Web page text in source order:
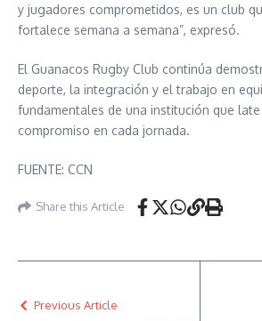
y jugadores comprometidos, es un club
fortalece semana a semana”, expresó.
El Guanacos Rugby Club continúa
deporte, la integración y el trabajo en
fundamentales de una institución que
compromiso en cada jornada.
FUENTE: CCN
Share this Article
Previous Article